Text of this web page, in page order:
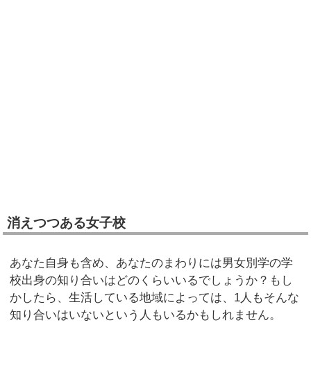
消えつつある女子校
あなた自身も含め、あなたのまわりには男女別学の学
校出身の知り合いはどのくらいいるでしょうか？もし
かしたら、生活している地域によっては、1人もそんな
知り合いはいないという人もいるかもしれません。